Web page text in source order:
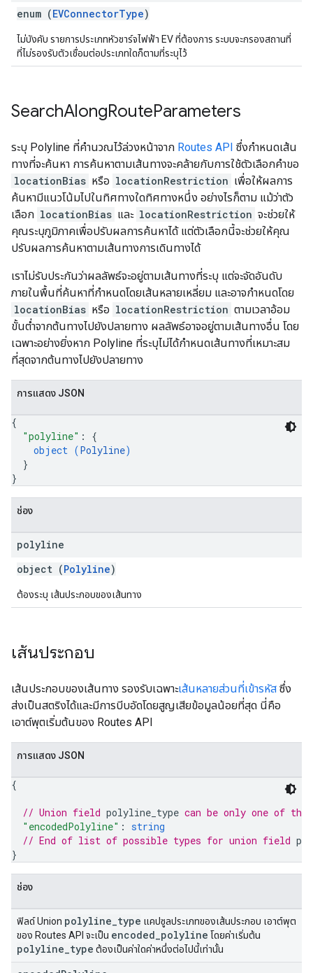
enum (EVConnectorType)
ไม่บังคับ รายการประเภทหัวชาร์จไฟฟ้า EV ที่ต้องการ ระบบจะกรองสถานที่
ที่ไม่รองรับตัวเชื่อมต่อประเภทใดก็ตามที่ระบุไว้
SearchAlongRouteParameters
ระบุ Polyline ที่คำนวณไว้ล่วงหน้าจาก Routes API ซึ่งกำหนดเส้น
ทางที่จะค้นหา การค้นหาตามเส้นทางจะคล้ายกับการใช้ตัวเลือกคำขอ
locationBias หรือ locationRestriction เพื่อให้ผลการ
ค้นหามีแนวโน้มไปในทิศทางใดทิศทางหนึ่ง อย่างไรก็ตาม แม้ว่าตัว
เลือก locationBias และ locationRestriction จะช่วยให้
คุณระบุภูมิภาคเพื่อปรับผลการค้นหาได้ แต่ตัวเลือกนี้จะช่วยให้คุณ
ปรับผลการค้นหาตามเส้นทางการเดินทางได้
เราไม่รับประกันว่าผลลัพธ์จะอยู่ตามเส้นทางที่ระบุ แต่จะจัดอันดับ
ภายในพื้นที่ค้นหาที่กำหนดโดยเส้นหลายเหลี่ยม และอาจกำหนดโดย
locationBias หรือ locationRestriction ตามเวลาอ้อม
ขั้นต่ำจากต้นทางไปยังปลายทาง ผลลัพธ์อาจอยู่ตามเส้นทางอื่น โดย
เฉพาะอย่างยิ่งหาก Polyline ที่ระบุไม่ได้กำหนดเส้นทางที่เหมาะสม
ที่สุดจากต้นทางไปยังปลายทาง
การแสดง JSON
{
"polyline" : {
object (Polyline)
}
}
ช่อง
polyline
object (Polyline)
ต้องระบุ เส้นประกอบของเส้นทาง
เส้นประกอบ
เส้นประกอบของเส้นทาง รองรับเฉพาะเส้นหลายส่วนที่เข้ารหัส ซึ่ง
ส่งเป็นสตริงได้และมีการบีบอัดโดยสูญเสียข้อมูลน้อยที่สุด นี่คือ
เอาต์พุตเริ่มต้นของ Routes API
การแสดง JSON
{
// Union field polyline_type can be only one of
"encodedPolyline" : string
// End of list of possible types for union field
}
ช่อง
ฟิลด์ Union polyline type แคปซูลประเภทของเส้นประกอบ เอาต์พุต
ของ Routes API จะเป็น encoded polyline โดยค่าเริ่มต้น
polyline type ต้องเป็นค่าใดค่าหนึ่งต่อไปนี้เท่านั้น